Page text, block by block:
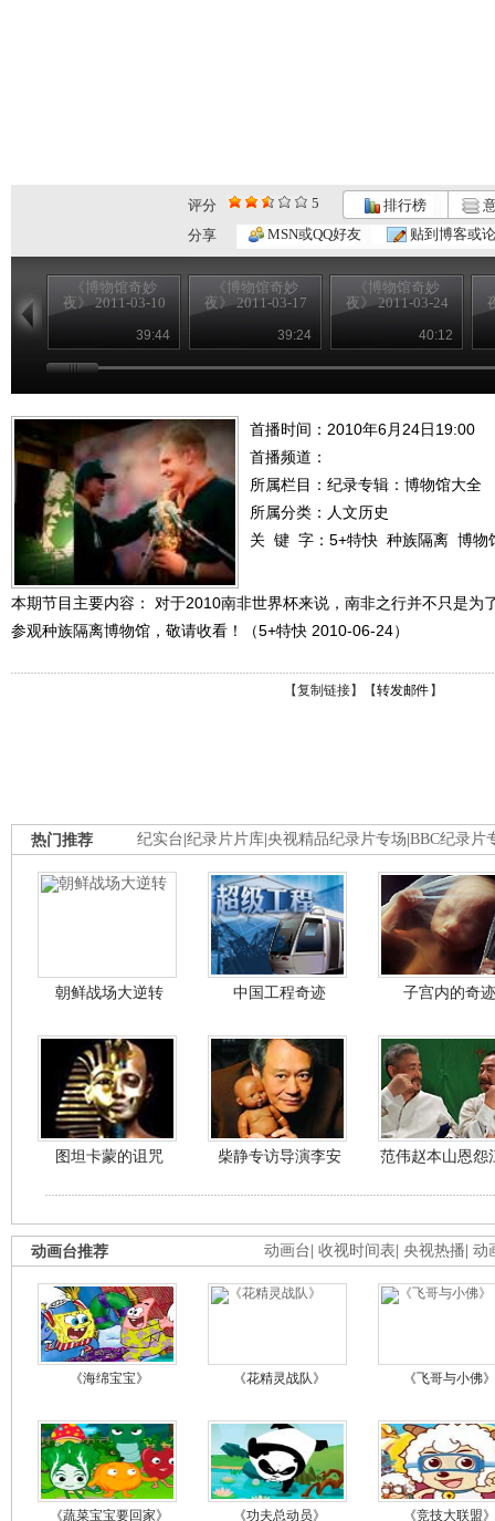
评分 5 排行榜
分享
MSN或QQ好友 贴到博客或
《博物馆奇妙
夜》 2011-03-10
39:44
《博物馆奇妙
夜》 2011-03-17
39:24
《博物馆奇妙
夜》 2011-03-24
40:12
首播时间：2010年6月24日19:00
首播频道：
所属栏目： 纪录专辑：博物馆大全
所属分类：人文历史
关 键 字： 5+特快 种族隔离 博物
本期节目主要内容： 对于2010南非世界杯来说，南非之行并不只是为
参观种族隔离博物馆，敬请收看！（5+特快 2010-06-24）
【复制链接】【转发邮件 】
纪实台 纪录片片库 央视精品纪录片专场 BBC纪录片
热门推荐
朝鲜战场大逆转 中国工程奇迹 子宫内的奇迹
图坦卡蒙的诅咒 柴静专访导演李安 范伟赵本山恩怨
动画台 收视时间表 央视热播 动
动画台推荐
《海绵宝宝》 《花精灵战队》 《飞哥与小佛》
《蔬菜宝宝要回家》 《功夫总动员》 《竞技大联盟》